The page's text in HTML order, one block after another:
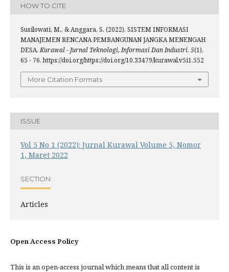
HOW TO CITE
Susilowati, M., & Anggara, S. (2022). SISTEM INFORMASI
MANAJEMEN RENCANA PEMBANGUNAN JANGKA MENENGAH
DESA.Kurawal - Jurnal Teknologi, Informasi Dan Industri, 5(1),
65 - 76. https://doi.org/https://doi.org/10.33479/kurawal.v5i1.552
More Citation Formats
ISSUE
Vol 5 No 1 (2022): Jurnal Kurawal Volume 5, Nomor
1, Maret 2022
SECTION
Articles
Open Access Policy
This is an open-access journal which means that all content is